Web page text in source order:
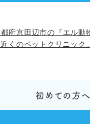
初めての方へ